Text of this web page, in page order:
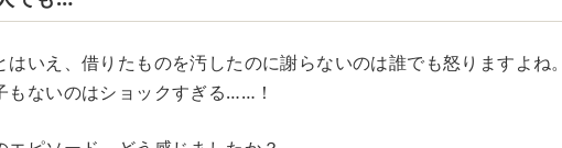
はいえ、借りたものを汚したのに謝らないのは誰でも怒りますよね
もないのはショックすぎる……！